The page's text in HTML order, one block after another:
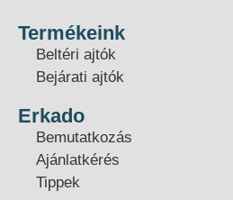
Termékeink
Beltéri ajtók
Bejárati ajtók
Erkado
Bemutatkozás
Ajánlatkérés
Tippek